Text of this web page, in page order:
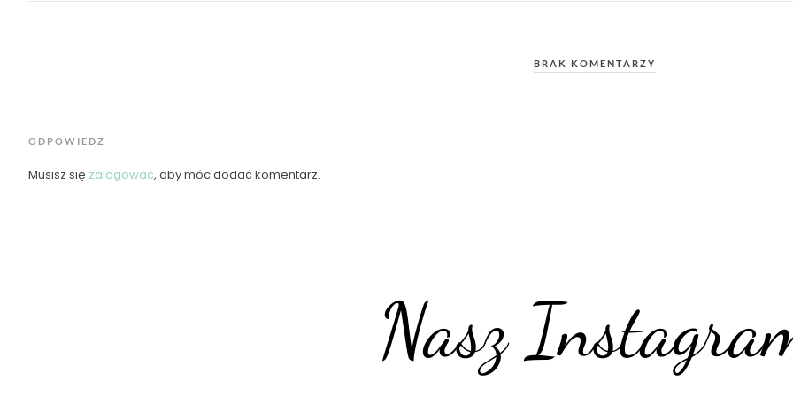
BRAK KOMENTARZY
ODPOWIEDZ
Musisz się zalogować, aby móc dodać komentarz.
Nasz